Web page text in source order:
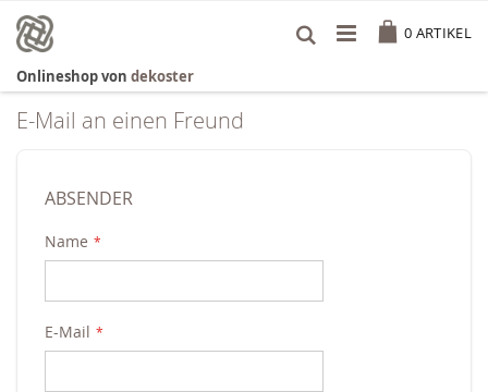
Inhalt
springen
0 ARTIKEL
Onlineshop von dekoster
E-Mail an einen Freund
ABSENDER
Name
E-Mail